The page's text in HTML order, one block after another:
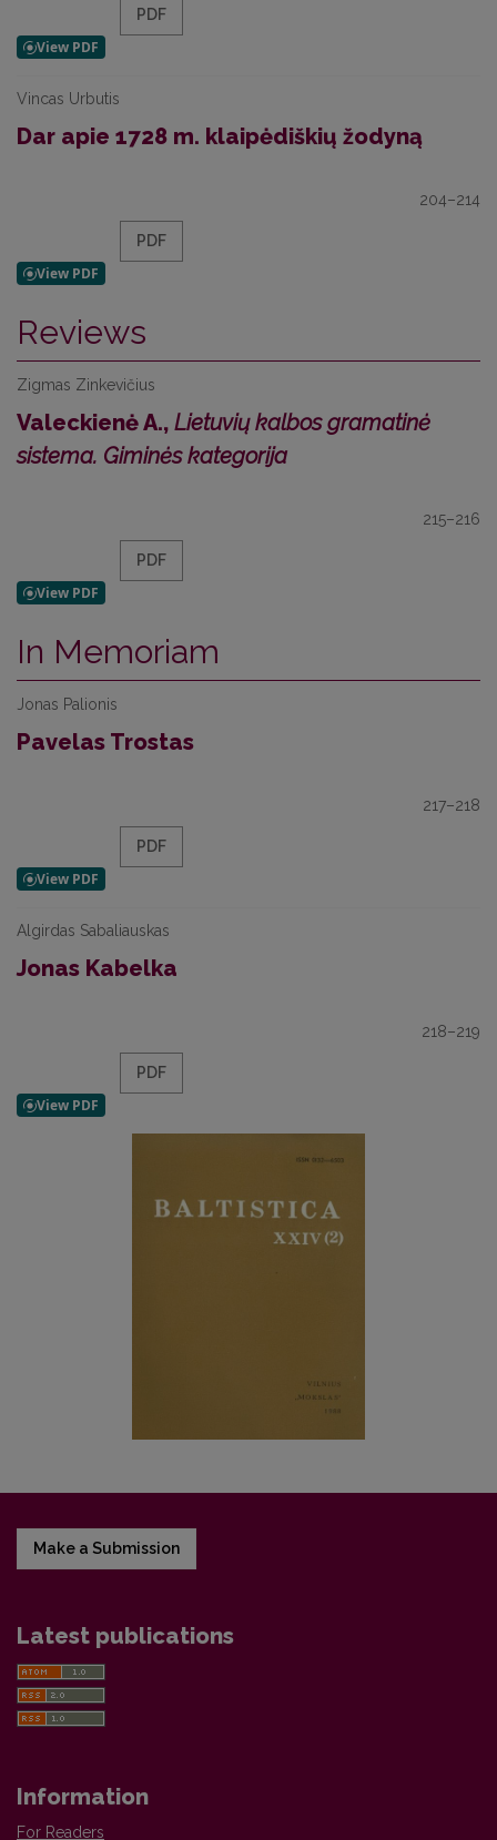
PDF
Vincas Urbutis
Dar apie 1728 m. klaipėdiškių žodyną
204–214
PDF
Reviews
Zigmas Zinkevičius
Valeckienė A., Lietuvių kalbos gramatinė
sistema. Giminės kategorija
215–216
PDF
In Memoriam
Jonas Palionis
Pavelas Trostas
217–218
PDF
Algirdas Sabaliauskas
Jonas Kabelka
218–219
PDF
Make a Submission
Latest publications
Information
For Readers